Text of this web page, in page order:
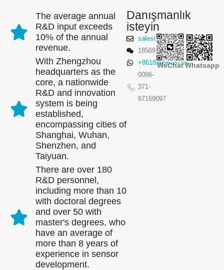
The average annual
R&D input exceeds
10% of the annual
revenue.
With Zhengzhou
headquarters as the
core, a nationwide
R&D and innovation
system is being
established,
encompassing cities of
Shanghai, Wuhan,
Shenzhen, and
Taiyuan.
There are over 180
R&D personnel,
including more than 10
with doctoral degrees
and over 50 with
master's degrees, who
have an average of
more than 8 years of
experience in sensor
development.
Danışmanlık
isteyin
sales@winsensor.com
18569903598
+8618595618735
0086-
371-
67169097
WeChatWhatsapp